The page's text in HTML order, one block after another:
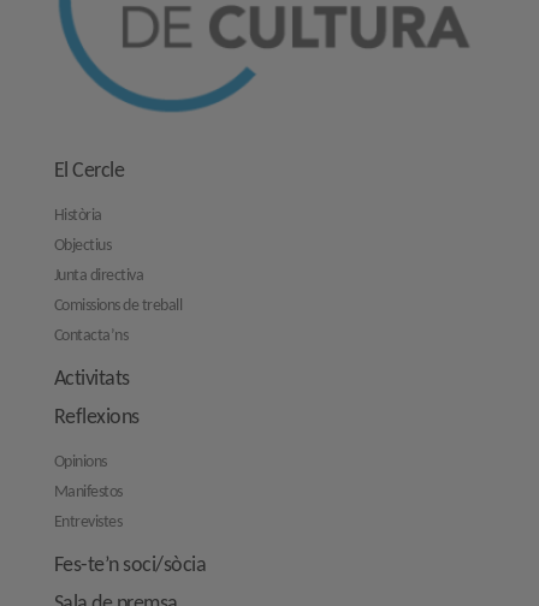
El Cercle
Història
Objectius
Junta directiva
Comissions de treball
Contacta’ns
Activitats
Reflexions
Opinions
Manifestos
Entrevistes
Fes-te’n soci/sòcia